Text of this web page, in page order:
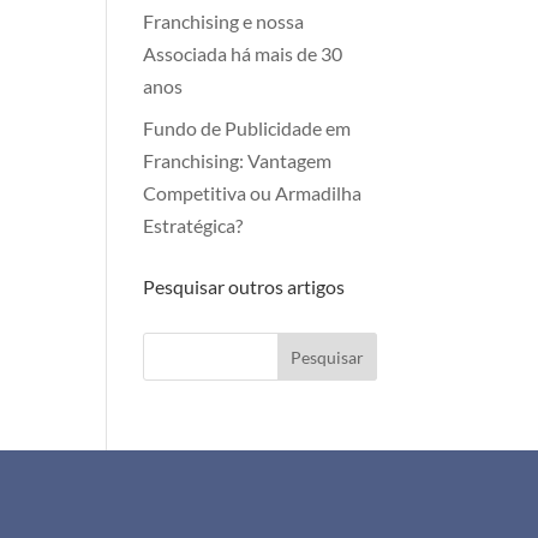
Franchising e nossa
Associada há mais de 30
anos
Fundo de Publicidade em
Franchising: Vantagem
Competitiva ou Armadilha
Estratégica?
Pesquisar outros artigos
Pesquisar